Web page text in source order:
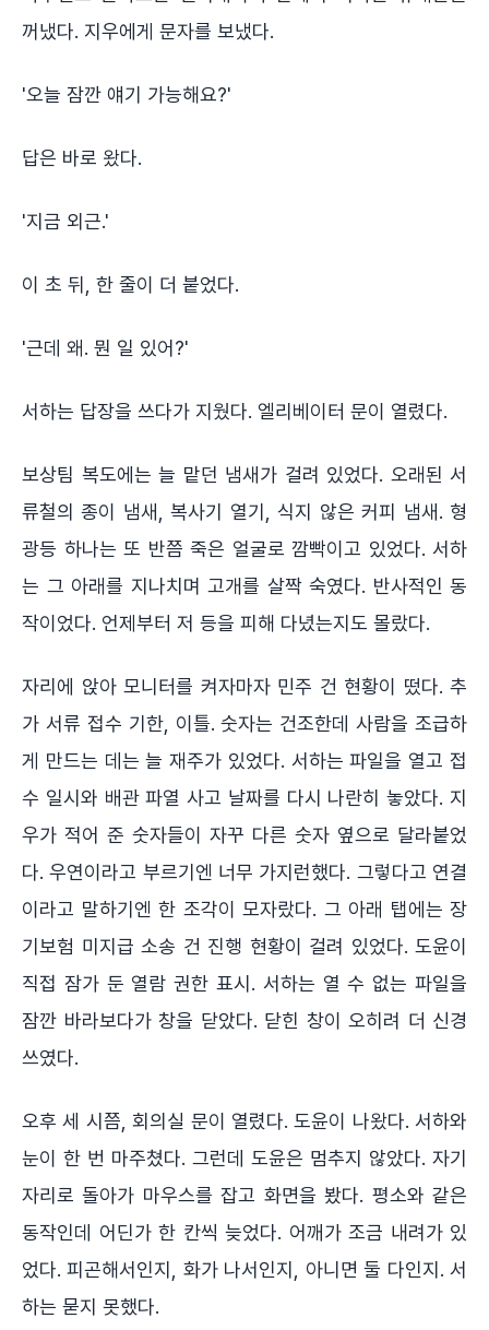
꺼냈다. 지우에게 문자를 보냈다.
'오늘 잠깐 얘기 가능해요?'
답은 바로 왔다.
'지금 외근.'
이 초 뒤, 한 줄이 더 붙었다.
'근데 왜. 뭔 일 있어?'
서하는 답장을 쓰다가 지웠다. 엘리베이터 문이 열렸다.
보상팀 복도에는 늘 맡던 냄새가 걸려 있었다. 오래된 서
류철의 종이 냄새, 복사기 열기, 식지 않은 커피 냄새. 형
광등 하나는 또 반쯤 죽은 얼굴로 깜빡이고 있었다. 서하
는 그 아래를 지나치며 고개를 살짝 숙였다. 반사적인 동
작이었다. 언제부터 저 등을 피해 다녔는지도 몰랐다.
자리에 앉아 모니터를 켜자마자 민주 건 현황이 떴다. 추
가 서류 접수 기한, 이틀. 숫자는 건조한데 사람을 조급하
게 만드는 데는 늘 재주가 있었다. 서하는 파일을 열고 접
수 일시와 배관 파열 사고 날짜를 다시 나란히 놓았다. 지
우가 적어 준 숫자들이 자꾸 다른 숫자 옆으로 달라붙었
다. 우연이라고 부르기엔 너무 가지런했다. 그렇다고 연결
이라고 말하기엔 한 조각이 모자랐다. 그 아래 탭에는 장
기보험 미지급 소송 건 진행 현황이 걸려 있었다. 도윤이
직접 잠가 둔 열람 권한 표시. 서하는 열 수 없는 파일을
잠깐 바라보다가 창을 닫았다. 닫힌 창이 오히려 더 신경
쓰였다.
오후 세 시쯤, 회의실 문이 열렸다. 도윤이 나왔다. 서하와
눈이 한 번 마주쳤다. 그런데 도윤은 멈추지 않았다. 자기
자리로 돌아가 마우스를 잡고 화면을 봤다. 평소와 같은
동작인데 어딘가 한 칸씩 늦었다. 어깨가 조금 내려가 있
었다. 피곤해서인지, 화가 나서인지, 아니면 둘 다인지. 서
하는 묻지 못했다.